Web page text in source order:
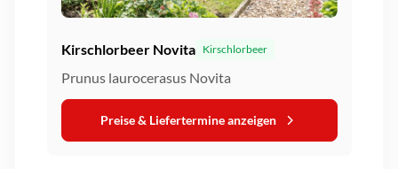
Kirschlorbeer Novita Kirschlorbeer
Prunus laurocerasus Novita
Preise & Liefertermine anzeigen